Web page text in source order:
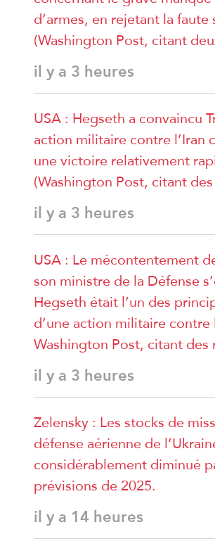
d’armes, en rejetant la
(Washington Post, citant
il y a 3 heures
USA : Hegseth a convaincu
action militaire contre l’Iran
une victoire relativement
(Washington Post, citant
il y a 3 heures
USA : Le mécontentement
son ministre de la Défense
Hegseth était l’un des
d’une action militaire contre
Washington Post, citant des
il y a 3 heures
Zelensky : Les stocks de
défense aérienne de
considérablement diminué
prévisions de 2025.
il y a 14 heures